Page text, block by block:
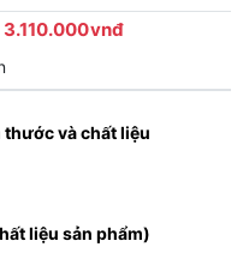
3.110.000vnđ
và chất liệu
liệu sản phẩm)